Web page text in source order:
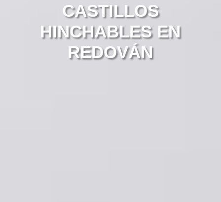
CASTILLOS
HINCHABLES EN
REDOVÁN